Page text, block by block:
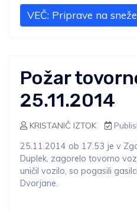
VEČ: Priprave na
Požar
25.11.2014
KRISTANIČ IZTOK
25.11.2014 ob 17.53 je v
Duplek, zagorelo tovorno
uničil vozilo, so pogasili
Dvorjane.